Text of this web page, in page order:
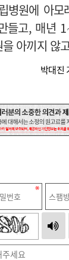
병원에 아
들고, 매년
아끼지 않
박대진